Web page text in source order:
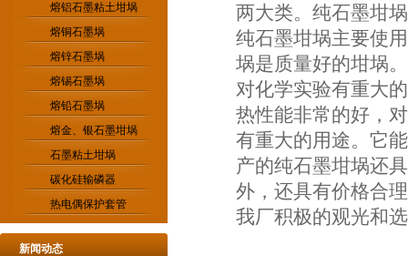
熔铝石墨粘土坩埚
熔铜石墨埚
熔锌石墨埚
熔锡石墨埚
熔铅石墨埚
熔金、银石墨坩埚
石墨粘土坩埚
碳化硅输磷器
热电偶保护套管
新闻动态
两大类。纯石墨坩
纯石墨坩埚主要使
埚是质量好的坩埚
对化学实验有重大
热性能非常的好，
有重大的用途。它
产的纯石墨坩埚还
外，还具有价格合
我厂积极的观光和